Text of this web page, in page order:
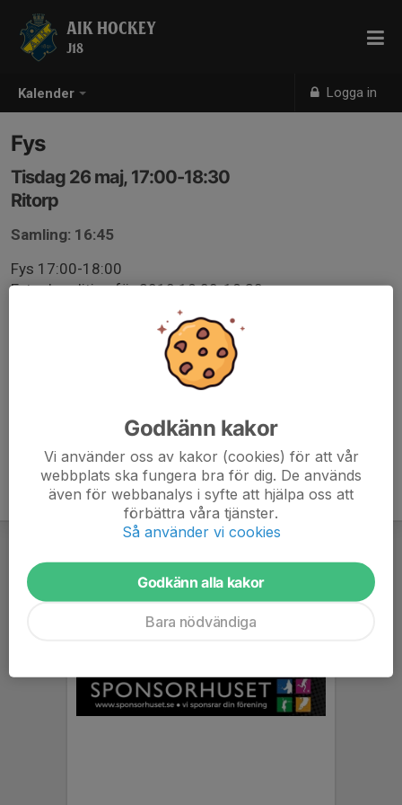
Kalender Logga in
AIK HOCKEY
J18
Fys
Tisdag 26 maj, 17:00-18:30
Ritorp
Samling: 16:45
Fys 17:00-18:00
Extra kondition för 2010 18:00-18:30
Godkänn kakor
Vi använder oss av kakor (cookies) för att vår
webbplats ska fungera bra för dig. De används
även för webbanalys i syfte att hjälpa oss att
förbättra våra tjänster.
Så använder vi cookies
Godkänn alla kakor
Bara nödvändiga